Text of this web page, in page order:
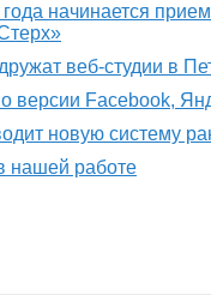
начинается
веб-студии в
версии Facebook,
новую систему
нашей работе